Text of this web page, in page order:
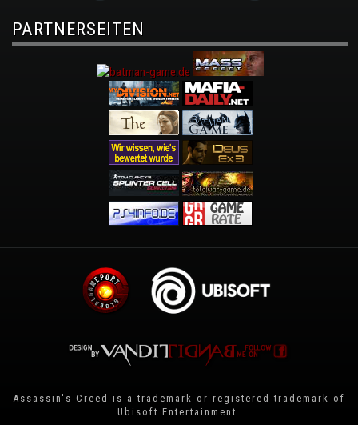
PARTNERSEITEN
Assassin's Creed is a trademark or registered trademark of
Ubisoft Entertainment .